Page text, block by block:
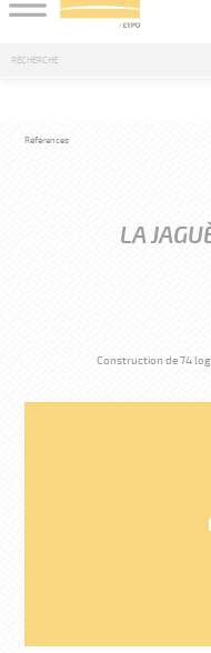
Références
LA
Construction de 74